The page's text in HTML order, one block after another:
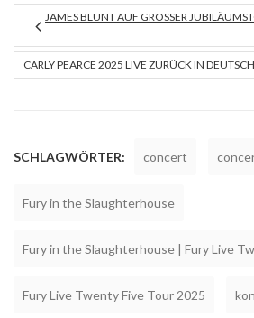
JAMES BLUNT AUF GROSSER
CARLY PEARCE 2025 LIVE ZURÜCK IN
SCHLAGWÖRTER: concert
Fury in the Slaughterhouse
Fury in the Slaughterhouse | Fury Live
Fury Live Twenty Five Tour 2025